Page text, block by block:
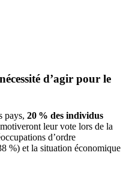
d’agir pour le
pays, 20 % des individus
leur vote lors de la
d’ordre
%) et la situation économique